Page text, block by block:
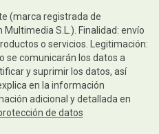
(marca registrada de
S.L.). Finalidad: envío
o servicios. Legitimación:
se comunicarán los datos a
y suprimir los datos, así
en la información
adicional y detallada en
de datos